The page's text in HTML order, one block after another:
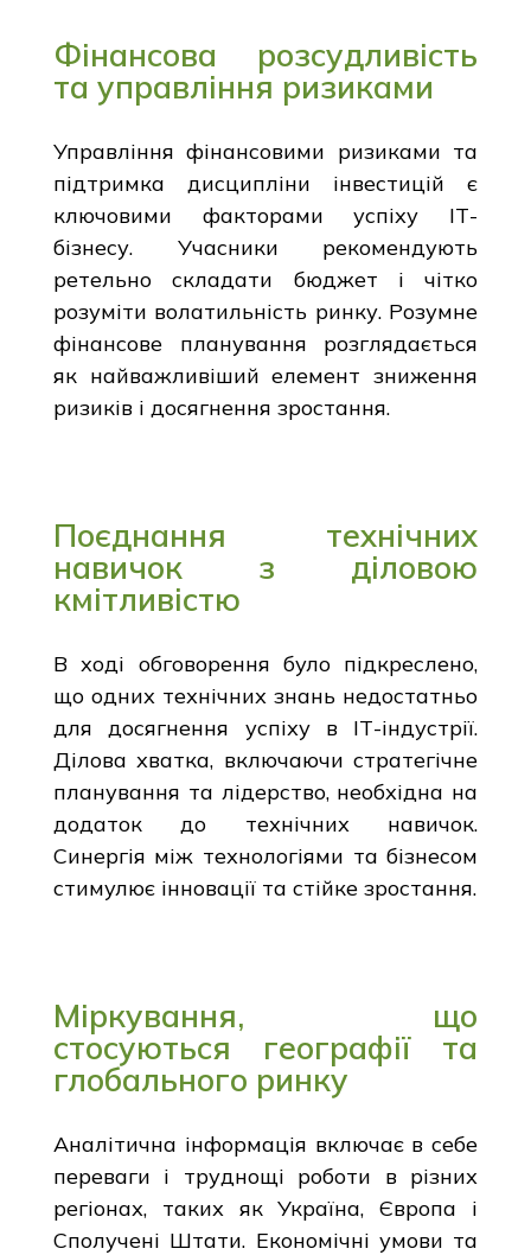
Фінансова розсудливість
та управління ризиками
Управління фінансовими ризиками та
підтримка дисципліни інвестицій є
ключовими факторами успіху ІТ-
бізнесу. Учасники рекомендують
ретельно складати бюджет і чітко
розуміти волатильність ринку. Розумне
фінансове планування розглядається
як найважливіший елемент зниження
ризиків і досягнення зростання.
Поєднання технічних
навичок з діловою
кмітливістю
В ході обговорення було підкреслено,
що одних технічних знань недостатньо
для досягнення успіху в ІТ-індустрії.
Ділова хватка, включаючи стратегічне
планування та лідерство, необхідна на
додаток до технічних навичок.
Синергія між технологіями та бізнесом
стимулює інновації та стійке зростання.
Міркування, що
стосуються географії та
глобального ринку
Аналітична інформація включає в себе
переваги і труднощі роботи в різних
регіонах, таких як Україна, Європа і
Сполучені Штати. Економічні умови та